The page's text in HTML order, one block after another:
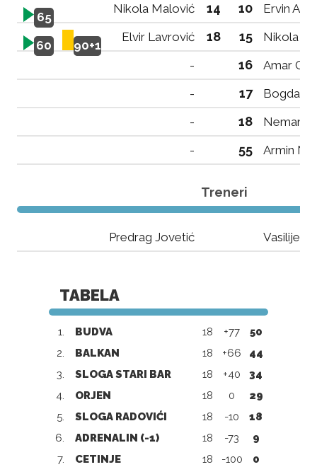
65
Nikola Malović 14 10 Ervin
60 90+1
Elvir Lavrović 18 15
Nikola
-
16
Amar
-
17
Bogdan
-
18
Nemanja
-
55 Armin
Treneri
Predrag Jovetić Vasilije
TABELA
1. BUDVA 18 +77
50
2.
BALKAN 18 +66
44
3.
SLOGA STARI BAR 18 +40
34
4.
ORJEN 18 0
29
5.
SLOGA RADOVIĆI 18 -10
18
6.
ADRENALIN (-1) 18 -73
9
7.
CETINJE 18 -100 0